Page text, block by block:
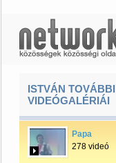
ISTVÁN TOVÁBBI
VIDEÓGALÉRIÁI
Papa
278 videó